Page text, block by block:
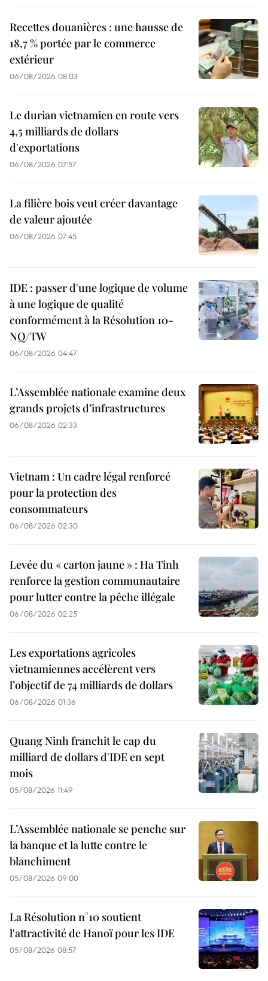
Recettes douanières : une hausse de
18,7 % portée par le commerce
extérieur
06/08/2026 08:03
Le durian vietnamien en route vers
4,5 milliards de dollars
d'exportations
06/08/2026 07:57
La filière bois veut créer davantage
de valeur ajoutée
06/08/2026 07:45
IDE : passer d'une logique de volume
à une logique de qualité
conformément à la Résolution 10-
NQ/TW
06/08/2026 04:47
L’Assemblée nationale examine deux
grands projets d’infrastructures
06/08/2026 02:33
Vietnam : Un cadre légal renforcé
pour la protection des
consommateurs
06/08/2026 02:30
Levée du « carton jaune » : Ha Tinh
renforce la gestion communautaire
pour lutter contre la pêche illégale
06/08/2026 02:25
Les exportations agricoles
vietnamiennes accélèrent vers
l’objectif de 74 milliards de dollars
06/08/2026 01:36
Quang Ninh franchit le cap du
milliard de dollars d'IDE en sept
mois
05/08/2026 11:49
L’Assemblée nationale se penche sur
la banque et la lutte contre le
blanchiment
05/08/2026 09:00
La Résolution n°10 soutient
l'attractivité de Hanoï pour les IDE
05/08/2026 08:57